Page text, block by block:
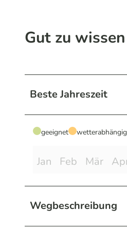
Gut zu wissen
Beste Jahreszeit
geeignet wetterabhängig
Jan Feb Mär
Wegbeschreibung